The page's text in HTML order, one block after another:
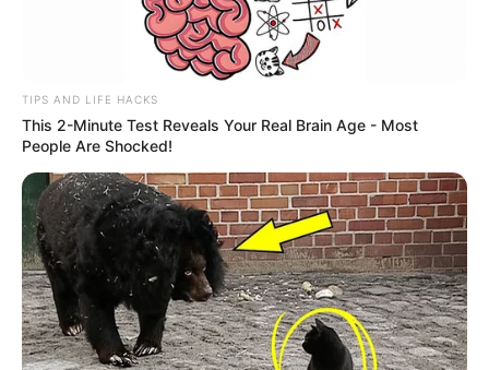
TIPS AND LIFE HACKS
This 2-Minute Test Reveals Your Real Brain Age - Most
People Are Shocked!